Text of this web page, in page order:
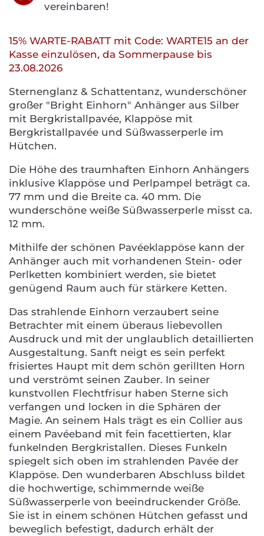
vereinbaren!
15% WARTE-RABATT mit Code: WARTE15 an der
Kasse einzulösen, da Sommerpause bis
23.08.2026
Sternenglanz & Schattentanz, wunderschöner
großer "Bright Einhorn" Anhänger aus Silber
mit Bergkristallpavée, Klappöse mit
Bergkristallpavée und Süßwasserperle im
Hütchen.
Die Höhe des traumhaften Einhorn Anhängers
inklusive Klappöse und Perlpampel beträgt ca.
77 mm und die Breite ca. 40 mm. Die
wunderschöne weiße Süßwasserperle misst ca.
12 mm.
Mithilfe der schönen Pavéeklappöse kann der
Anhänger auch mit vorhandenen Stein- oder
Perlketten kombiniert werden, sie bietet
genügend Raum auch für stärkere Ketten.
Das strahlende Einhorn verzaubert seine
Betrachter mit einem überaus liebevollen
Ausdruck und mit der unglaublich detaillierten
Ausgestaltung. Sanft neigt es sein perfekt
frisiertes Haupt mit dem schön gerillten Horn
und verströmt seinen Zauber. In seiner
kunstvollen Flechtfrisur haben Sterne sich
verfangen und locken in die Sphären der
Magie. An seinem Hals trägt es ein Collier aus
einem Pavéeband mit fein facettierten, klar
funkelnden Bergkristallen. Dieses Funkeln
spiegelt sich oben im strahlenden Pavée der
Klappöse. Den wunderbaren Abschluss bildet
die hochwertige, schimmernde weiße
Süßwasserperle von beeindruckender Größe.
Sie ist in einem schönen Hütchen gefasst und
beweglich befestigt, dadurch erhält der